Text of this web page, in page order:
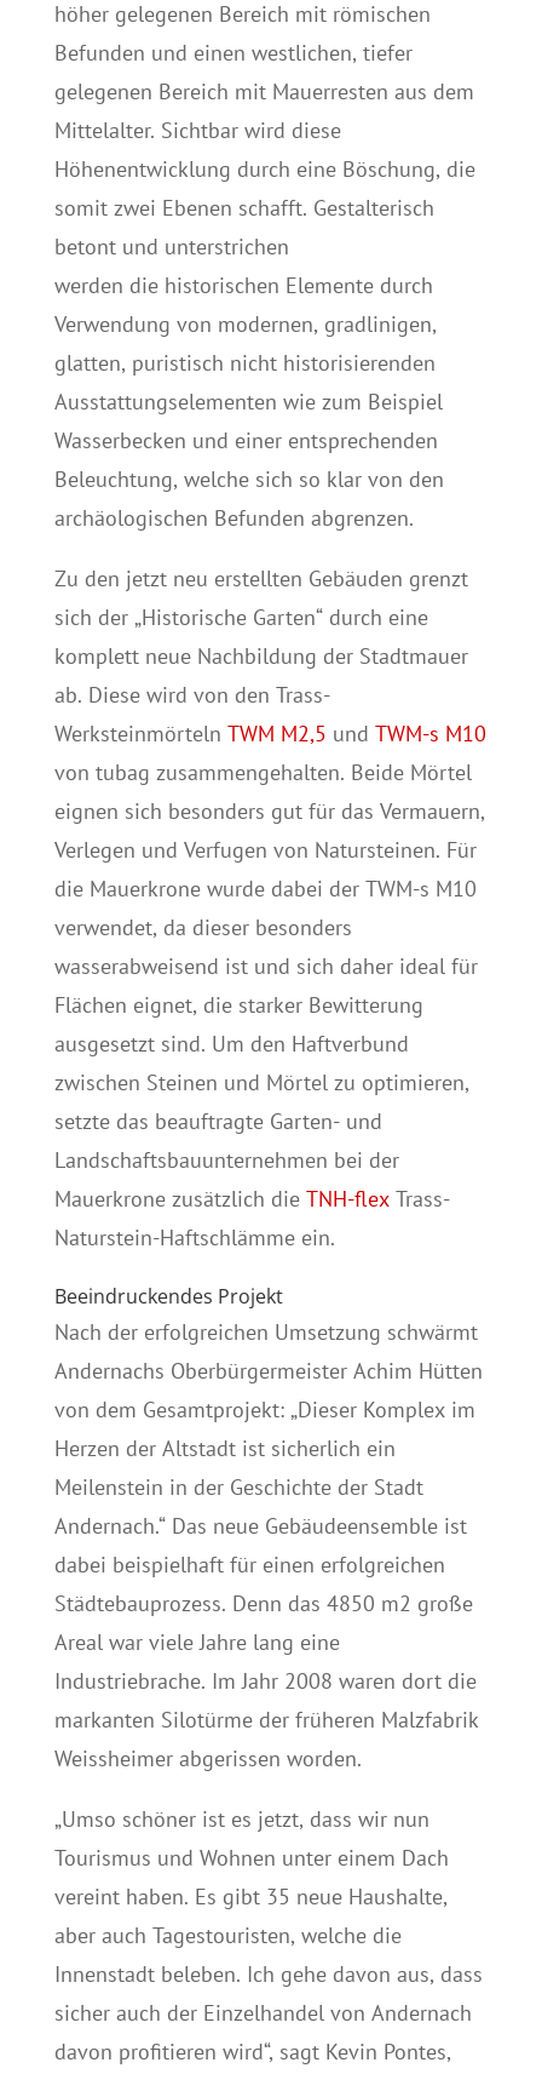
höher gelegenen Bereich mit römischen
Befunden und einen westlichen, tiefer
gelegenen Bereich mit Mauerresten aus dem
Mittelalter. Sichtbar wird diese
Höhenentwicklung durch eine Böschung, die
somit zwei Ebenen schafft. Gestalterisch
betont und unterstrichen
werden die historischen Elemente durch
Verwendung von modernen, gradlinigen,
glatten, puristisch nicht historisierenden
Ausstattungselementen wie zum Beispiel
Wasserbecken und einer entsprechenden
Beleuchtung, welche sich so klar von den
archäologischen Befunden abgrenzen.
Zu den jetzt neu erstellten Gebäuden grenzt
sich der „Historische Garten“ durch eine
komplett neue Nachbildung der Stadtmauer
ab. Diese wird von den Trass-
Werksteinmörteln TWM M2,5 und TWM-s M10
von tubag zusammengehalten. Beide Mörtel
eignen sich besonders gut für das Vermauern,
Verlegen und Verfugen von Natursteinen. Für
die Mauerkrone wurde dabei der TWM-s M10
verwendet, da dieser besonders
wasserabweisend ist und sich daher ideal für
Flächen eignet, die starker Bewitterung
ausgesetzt sind. Um den Haftverbund
zwischen Steinen und Mörtel zu optimieren,
setzte das beauftragte Garten- und
Landschaftsbauunternehmen bei der
Mauerkrone zusätzlich die TNH-flexTrass-
Naturstein-Haftschlämme ein.
Beeindruckendes Projekt
Nach der erfolgreichen Umsetzung schwärmt
Andernachs Oberbürgermeister Achim Hütten
von dem Gesamtprojekt: „Dieser Komplex im
Herzen der Altstadt ist sicherlich ein
Meilenstein in der Geschichte der Stadt
Andernach.“ Das neue Gebäudeensemble ist
dabei beispielhaft für einen erfolgreichen
Städtebauprozess. Denn das 4850 m2 große
Areal war viele Jahre lang eine
Industriebrache. Im Jahr 2008 waren dort die
markanten Silotürme der früheren Malzfabrik
Weissheimer abgerissen worden.
„Umso schöner ist es jetzt, dass wir nun
Tourismus und Wohnen unter einem Dach
vereint haben. Es gibt 35 neue Haushalte,
aber auch Tagestouristen, welche die
Innenstadt beleben. Ich gehe davon aus, dass
sicher auch der Einzelhandel von Andernach
davon profitieren wird“, sagt Kevin Pontes,